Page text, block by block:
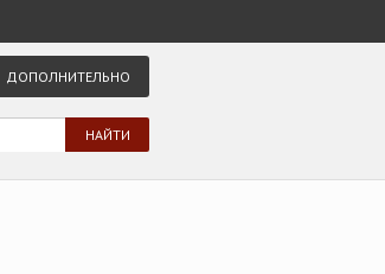
ДОПОЛНИТЕЛЬНО